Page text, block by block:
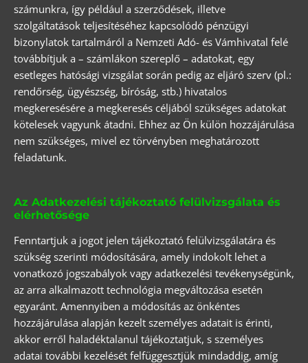
számunkra, így például a szerződések, illetve
szolgáltatások teljesítéséhez kapcsolódó pénzügyi
bizonylatok tartalmáról a Nemzeti Adó- és Vámhivatal felé
továbbítjuk a – számlákon szereplő – adatokat, egy
esetleges hatósági vizsgálat során pedig az eljáró szerv (pl.:
rendőrség, ügyészség, bíróság, stb.) hivatalos
megkeresésére a megkeresés céljából szükséges adatokat
kötelesek vagyunk átadni. Ehhez az Ön külön hozzájárulása
nem szükséges, mivel ez törvényben meghatározott
feladatunk.
Az Adatkezelési tájékoztató felülvizsgálata és
elérhetősége
Fenntartjuk a jogot jelen tájékoztató felülvizsgálatára és
szükség szerinti módosítására, amely indokolt lehet a
vonatkozó jogszabályok vagy adatkezelési tevékenységünk,
az arra alkalmazott technológia megváltozása esetén
egyaránt. Amennyiben a módosítás az önkéntes
hozzájárulása alapján kezelt személyes adatait is érinti,
akkor erről haladéktalanul tájékoztatjuk, s személyes
adatai további kezelését felfüggesztjük mindaddig, amíg